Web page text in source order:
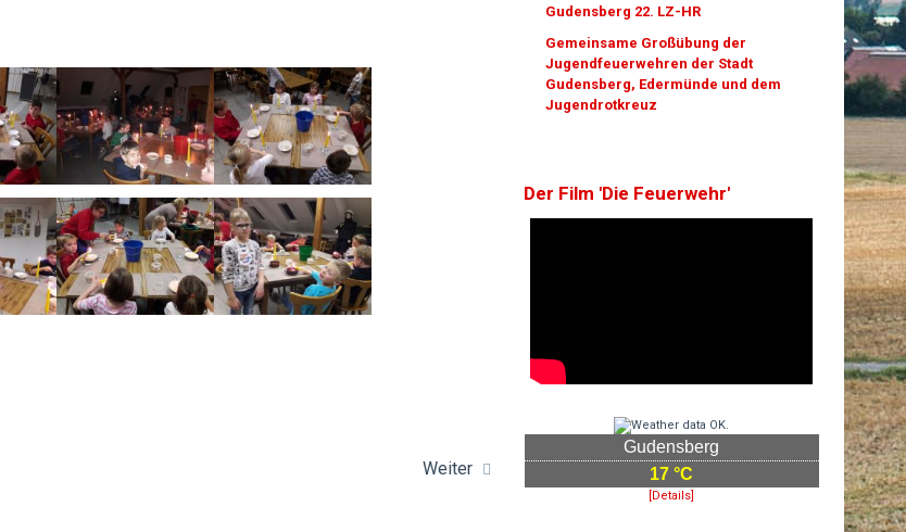
Weiter
Gudensberg 22. LZ-HR
Gemeinsame Großübung der
Jugendfeuerwehren der Stadt
Gudensberg, Edermünde und dem
Jugendrotkreuz
Der Film 'Die Feuerwehr'
Gudensberg
17 °C
[Details]